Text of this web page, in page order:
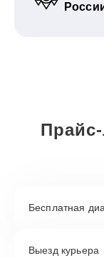
Бесплатная
Выезд курьера